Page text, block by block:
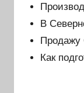
В
Продажу
Как